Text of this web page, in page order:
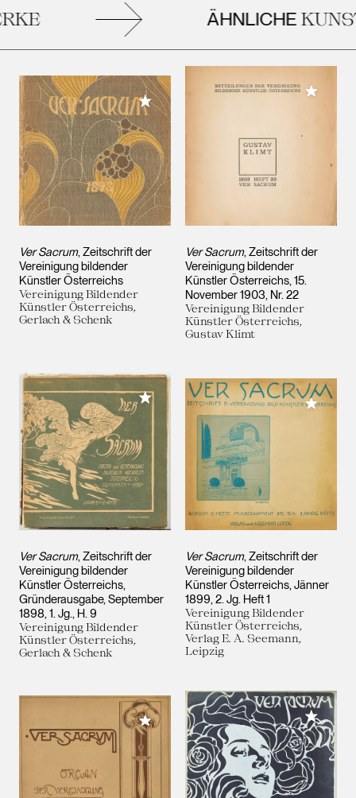
ÄHNLICHE
Ver Sacrum, Zeitschrift der
Vereinigung bildender
Künstler Österreichs
Vereinigung Bildender
Künstler Österreichs,
Gerlach & Schenk
Meiner Sammlung hinzufügen
Ver Sacrum, Zeitschrift der
Vereinigung bildender
Künstler Österreichs, 15.
November 1903, Nr. 22
Vereinigung Bildender
Künstler Österreichs,
Gustav Klimt
Meiner
Ver Sacrum, Zeitschrift der
Vereinigung bildender
Künstler Österreichs,
Gründerausgabe, September
1898, 1. Jg., H. 9
Vereinigung Bildender
Künstler Österreichs,
Gerlach & Schenk
Meiner Sammlung hinzufügen
Ver Sacrum, Zeitschrift der
Vereinigung bildender
Künstler Österreichs, Jänner
1899, 2. Jg. Heft 1
Vereinigung Bildender
Künstler Österreichs,
Verlag E. A. Seemann,
Leipzig
Meiner
Meiner Sammlung hinzufügen Meiner